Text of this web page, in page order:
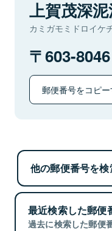
上賀茂深
カミガモミドロイケ
603-8046
郵便番号をコピー
他の郵便番号を検
最近検索した郵便
過去に検索した郵便